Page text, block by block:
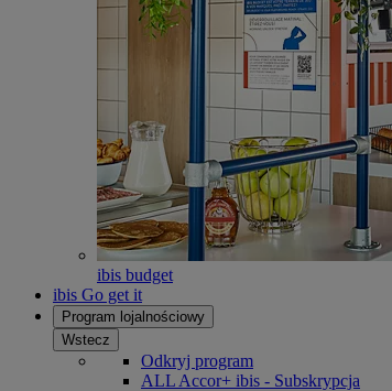
ibis budget
ibis Go get it
Program lojalnościowy
Wstecz
Odkryj program
ALL Accor+ ibis - Subskrypcja